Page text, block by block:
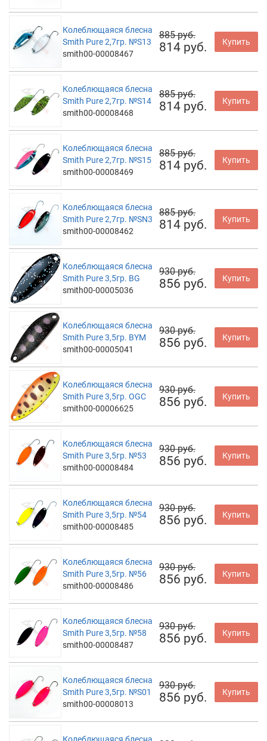
Колеблющаяся блесна
Smith Pure 2,7гр. №S13
smith00-00008467
885 руб.
814 руб. Купить
Колеблющаяся блесна
Smith Pure 2,7гр. №S14
smith00-00008468
885 руб.
814 руб. Купить
Колеблющаяся блесна
Smith Pure 2,7гр. №S15
smith00-00008469
885 руб.
814 руб. Купить
Колеблющаяся блесна
Smith Pure 2,7гр. №SN3
smith00-00008462
885 руб.
814 руб. Купить
Колеблющаяся блесна
Smith Pure 3,5гр. BG
smith00-00005036
930 руб.
856 руб. Купить
Колеблющаяся блесна
Smith Pure 3,5гр. BYM
smith00-00005041
930 руб.
856 руб. Купить
Колеблющаяся блесна
Smith Pure 3,5гр. OGC
smith00-00006625
930 руб.
856 руб. Купить
Колеблющаяся блесна
Smith Pure 3,5гр. №53
smith00-00008484
930 руб.
856 руб. Купить
Колеблющаяся блесна
Smith Pure 3,5гр. №54
smith00-00008485
930 руб.
856 руб. Купить
Колеблющаяся блесна
Smith Pure 3,5гр. №56
smith00-00008486
930 руб.
856 руб. Купить
Колеблющаяся блесна
Smith Pure 3,5гр. №58
smith00-00008487
930 руб.
856 руб. Купить
Колеблющаяся блесна
Smith Pure 3,5гр. №S01
smith00-00008013
930 руб.
856 руб. Купить